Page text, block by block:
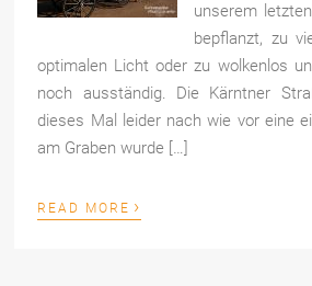
unserem
bepflanzt, zu
optimalen Licht oder zu wolkenlos
noch ausständig. Die Kärntner
dieses Mal leider nach wie vor eine
am Graben wurde […]
READ MORE ›